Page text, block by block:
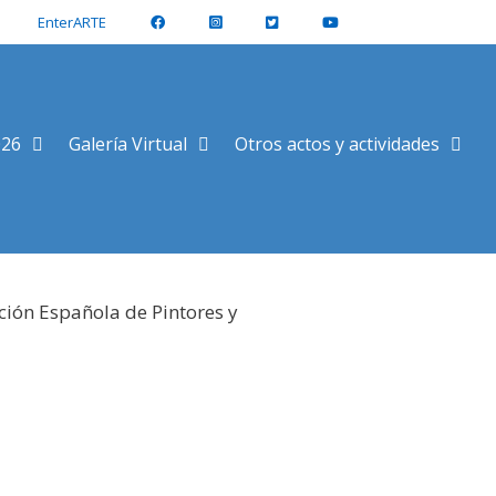
EnterARTE
Galería Virtual Otros actos y actividades
Española de Pintores y